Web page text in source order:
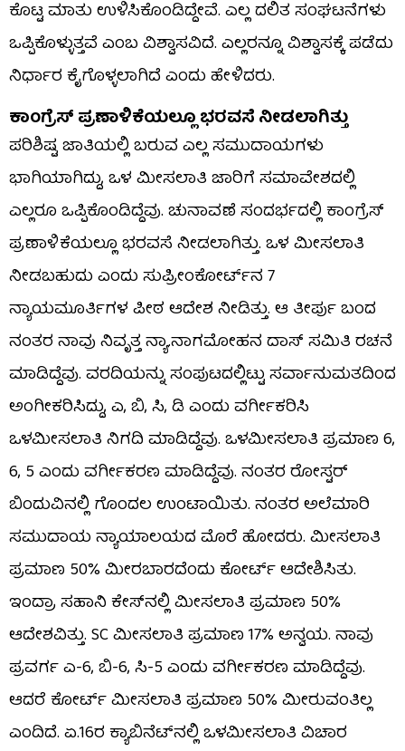
ಕೊಟ್ಟ ಮಾತು ಉಳಿಸಿಕೊಂಡಿದ್ದೇವೆ. ಎಲ್ಲ ದಲಿತ ಸಂಘಟನೆಗಳು
ಒಪ್ಪಿಕೊಳ್ಳುತ್ತವೆ ಎಂಬ ವಿಶ್ವಾಸವಿದೆ. ಎಲ್ಲರನ್ನೂ ವಿಶ್ವಾಸಕ್ಕೆ ಪಡೆದು
ನಿರ್ಧಾರ ಕೈಗೊಳ್ಳಲಾಗಿದೆ ಎಂದು ಹೇಳಿದರು.
ಕಾಂಗ್ರೆಸ್ ಪ್ರಣಾಳಿಕೆಯಲ್ಲೂ ಭರವಸೆ ನೀಡಲಾಗಿತ್ತು
ಪರಿಶಿಷ್ಟ ಜಾತಿಯಲ್ಲಿ ಬರುವ ಎಲ್ಲ ಸಮುದಾಯಗಳು
ಭಾಗಿಯಾಗಿದ್ದು, ಒಳ ಮೀಸಲಾತಿ ಜಾರಿಗೆ ಸಮಾವೇಶದಲ್ಲಿ
ಎಲ್ಲರೂ ಒಪ್ಪಿಕೊಂಡಿದ್ದೆವು. ಚುನಾವಣೆ ಸಂದರ್ಭದಲ್ಲಿ ಕಾಂಗ್ರೆಸ್
ಪ್ರಣಾಳಿಕೆಯಲ್ಲೂ ಭರವಸೆ ನೀಡಲಾಗಿತ್ತು. ಒಳ ಮೀಸಲಾತಿ
ನೀಡಬಹುದು ಎಂದು ಸುಪ್ರೀಂಕೋರ್ಟ್​ನ 7
ನ್ಯಾಯಮೂರ್ತಿಗಳ ಪೀಠ ಆದೇಶ ನೀಡಿತ್ತು. ಆ ತೀರ್ಪು ಬಂದ
ನಂತರ ನಾವು ನಿವೃತ್ತ ನ್ಯಾ.ನಾಗಮೋಹನ ದಾಸ್ ಸಮಿತಿ ರಚನೆ
ಮಾಡಿದ್ದೆವು. ವರದಿಯನ್ನು ಸಂಪುಟದಲ್ಲಿಟ್ಟು ಸರ್ವಾನುಮತದಿಂದ
ಅಂಗೀಕರಿಸಿದ್ದು, ಎ, ಬಿ, ಸಿ, ಡಿ ಎಂದು ವರ್ಗೀಕರಿಸಿ
ಒಳಮೀಸಲಾತಿ ನಿಗದಿ ಮಾಡಿದ್ದೆವು. ಒಳಮೀಸಲಾತಿ ಪ್ರಮಾಣ 6,
6, 5 ಎಂದು ವರ್ಗೀಕರಣ ಮಾಡಿದ್ದೆವು. ನಂತರ ರೋಸ್ಟರ್
ಬಿಂದುವಿನಲ್ಲಿ ಗೊಂದಲ ಉಂಟಾಯಿತು. ನಂತರ ಅಲೆಮಾರಿ
ಸಮುದಾಯ ನ್ಯಾಯಾಲಯದ ಮೊರೆ ಹೋದರು. ಮೀಸಲಾತಿ
ಪ್ರಮಾಣ 50% ಮೀರಬಾರದೆಂದು ಕೋರ್ಟ್ ಆದೇಶಿಸಿತು.
ಇಂದ್ರಾ ಸಹಾನಿ ಕೇಸ್​ನಲ್ಲಿ ಮೀಸಲಾತಿ ಪ್ರಮಾಣ 50%
ಆದೇಶವಿತ್ತು. SC ಮೀಸಲಾತಿ ಪ್ರಮಾಣ 17% ಅನ್ವಯ. ನಾವು
ಪ್ರವರ್ಗ ಎ-6, ಬಿ-6, ಸಿ-5 ಎಂದು ವರ್ಗೀಕರಣ ಮಾಡಿದ್ದೆವು.
ಆದರೆ ಕೋರ್ಟ್ ಮೀಸಲಾತಿ ಪ್ರಮಾಣ 50% ಮೀರುವಂತಿಲ್ಲ
ಎಂದಿದೆ. ಏ.16ರ ಕ್ಯಾಬಿನೆಟ್​ನಲ್ಲಿ ಒಳಮೀಸಲಾತಿ ವಿಚಾರ